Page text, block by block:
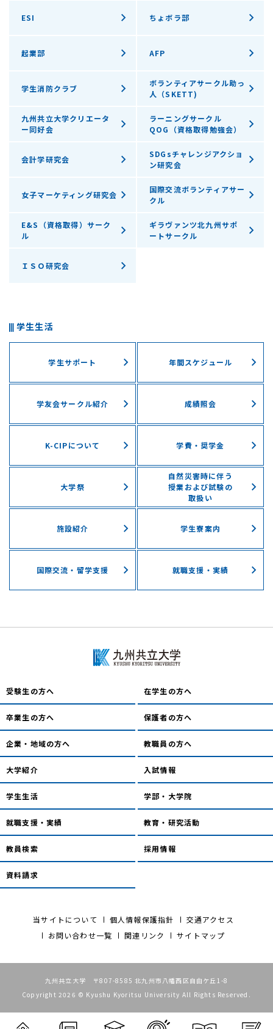
ESI ちょボラ部
起業部 AFP
学生消防クラブ
ボランティアサークル助っ
人（SKETT)
九州共立大学クリエータ
ー同好会
ラーニングサークル
QOG（資格取得勉強会）
会計学研究会
SDGsチャレンジアクショ
ン研究会
女子マーケティング研究会
国際交流ボランティアサー
クル
E&S（資格取得）サーク
ル
ギラヴァンツ北九州サポ
ートサークル
ＩＳＯ研究会
学生生活
学生サポート 年間スケジュール
学友会サークル紹介 成績照会
K-CIPについて 学費・奨学⾦
⼤学祭
自然災害時に伴う
授業および試験の
取扱い
施設紹介 学⽣寮案内
国際交流・留学⽀援 就職支援・実績
受験生の方へ 在学生の方へ
卒業生の方へ 保護者の方へ
企業・地域の方へ 教職員の方へ
大学紹介 入試情報
学生生活 学部・大学院
就職支援・実績 教育・研究活動
教員検索 採用情報
資料請求
当サイトについて 個人情報保護指針
交通アクセス
お問い合わせ一覧
関連リンク サイトマップ
九州共立大学 〒807-8585 北九州市八幡西区自由ケ丘1-8
Copyright 2026 © Kyushu Kyoritsu University All Rights Reserved.